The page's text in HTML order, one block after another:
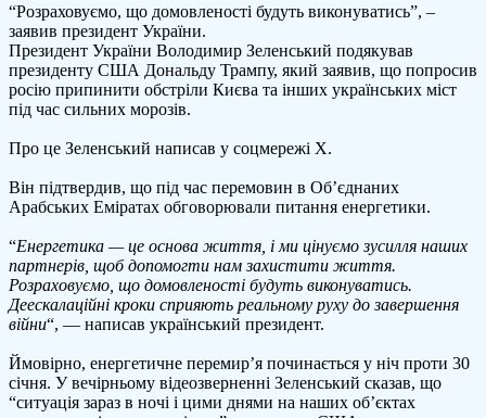
підтвердив
Трампа
про
припинення
“Розраховуємо, що домовленості будуть виконуватись”, –
заявив президент України.
Президент України Володимир Зеленський подякував
президенту США Дональду Трампу, який заявив, що попросив
росію припинити обстріли Києва та інших українських міст
під час сильних морозів.
Про це Зеленський написав у соцмережі X.
Він підтвердив, що під час перемовин в Об’єднаних
Арабських Еміратах обговорювали питання енергетики.
“Енергетика — це основа життя, і ми цінуємо зусилля наших
партнерів, щоб допомогти нам захистити життя.
Розраховуємо, що домовленості будуть виконуватись.
Деескалаційні кроки сприяють реальному руху до завершення
війни“, — написав український президент.
Ймовірно, енергетичне перемир’я починається у ніч проти 30
січня. У вечірньому відеозверненні Зеленський сказав, що
“ситуація зараз в ночі і цими днями на наших об’єктах